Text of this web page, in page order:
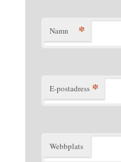
Namn *
E-postadress *
Webbplats